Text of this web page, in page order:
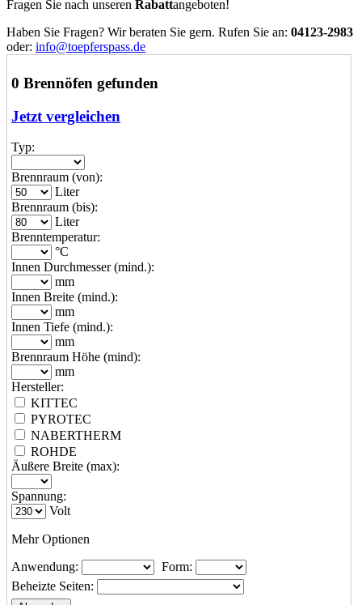
Fragen Sie nach unseren Rabattangeboten!
Haben Sie Fragen? Wir beraten Sie gern. Rufen Sie an: 04123-2983
oder: info@toepferspass.de
0 Brennöfen gefunden
Jetzt vergleichen
Typ:
Brennraum (von):
Liter
Brennraum (bis):
Liter
Brenntemperatur:
°C
Innen Durchmesser (mind.):
mm
Innen Breite (mind.):
mm
Innen Tiefe (mind.):
mm
Brennraum Höhe (mind):
mm
Hersteller:
KITTEC
PYROTEC
NABERTHERM
ROHDE
Äußere Breite (max):
Spannung:
Volt
Mehr Optionen
Anwendung:
Form:
Beheizte Seiten: